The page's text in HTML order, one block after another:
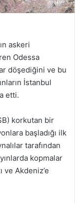
askeri
Odessa
döşediğini ve bu
İstanbul
etti.
korkutan bir
başladığı ilk
tarafından
kopmalar
ve Akdeniz’e